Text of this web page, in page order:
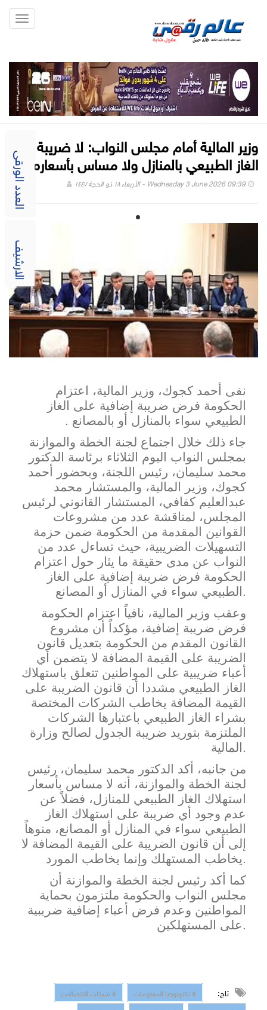
العدد الورقى
الارشيف
وزير المالية أمام مجلس النواب: لا ضريبة على
الغاز الطبيعي بالمنازل ولا مساس بأسعاره
Wednesday 3 June 2026 09:39 - الأربعاء ١٨ ذو الحجة ١٤٤٧
نفى أحمد كجوك، وزير المالية، اعتزام
الحكومة فرض ضريبة إضافية على الغاز
الطبيعي سواء بالمنازل أو بالمصانع .
جاء ذلك خلال اجتماع لجنة الخطة والموازنة
بمجلس النواب اليوم الثلاثاء برئاسة الدكتور
محمد سليمان، رئيس اللجنة، وبحضور أحمد
كجوك، وزير المالية، والمستشار محمد
عبدالعليم كفافي، المستشار القانوني لرئيس
المجلس، لمناقشة عدد من مشروعات
القوانين المقدمة من الحكومة ضمن حزمة
التسهيلات الضريبية، حيث تساءل عدد من
النواب عن مدى حقيقة ما يثار حول اعتزام
الحكومة فرض ضريبة إضافية على الغاز
الطبيعي سواء في المنازل أو المصانع.
وعقب وزير المالية، نافياً اعتزام الحكومة
فرض ضريبة إضافية، مؤكداً أن مشروع
القانون المقدم من الحكومة بتعديل قانون
الضريبة على
القيمة المضافة لا يتضمن أي
أعباء ضريبية على المواطنين تتعلق باستهلاك
الغاز الطبيعي مشددا أن قانون الضريبة على
القيمة المضافة يخاطب الشركات المختصة
بشراء الغاز الطبيعي باعتبارها الشركات
الملتزمة بتوريد ضريبة الجدول لصالح وزارة
المالية.
من جانبه، أكد الدكتور محمد سليمان، رئيس
لجنة الخطة والموازنة، أنه لا مساس بأسعار
استهلاك الغاز الطبيعي للمنازل، فضلاً عن
عدم وجود أي ضريبة على استهلاك الغاز
الطبيعي سواء في المنازل أو المصانع، منوهاً
إلى أن قانون الضريبة على القيمة المضافة لا
يخاطب المستهلك وإنما يخاطب المورد.
كما أكد رئيس لجنة الخطة والموازنة أن
مجلس النواب والحكومة ملتزمون بحماية
المواطنين وعدم فرض أعباء إضافية ضريبية
على المستهلكين.
تاج: # تكنولوجيا المعلومات
# شبكات الاتصالات